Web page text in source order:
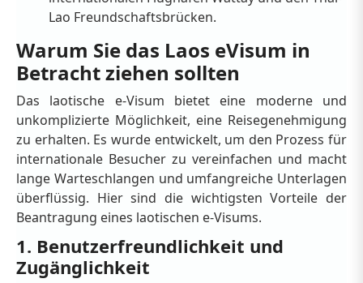
Lao Freundschaftsbrücken.
Warum Sie das Laos eVisum in
Betracht ziehen sollten
Das laotische e-Visum bietet eine moderne und
unkomplizierte Möglichkeit, eine Reisegenehmigung
zu erhalten. Es wurde entwickelt, um den Prozess für
internationale Besucher zu vereinfachen und macht
lange Warteschlangen und umfangreiche Unterlagen
überflüssig. Hier sind die wichtigsten Vorteile der
Beantragung eines laotischen e-Visums.
1. Benutzerfreundlichkeit und
Zugänglichkeit